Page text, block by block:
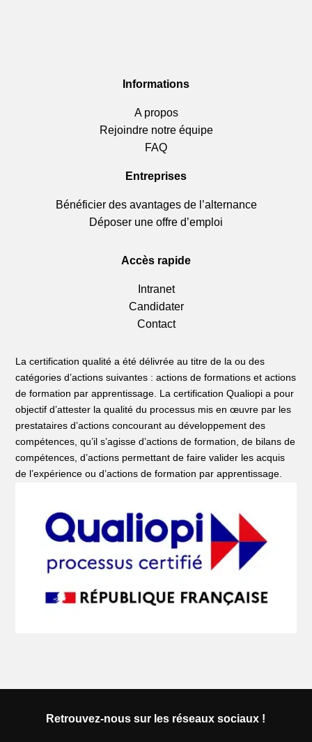
Informations
A propos
Rejoindre notre équipe
FAQ
Entreprises
Bénéficier des avantages de l’alternance
Déposer une offre d’emploi
Accès rapide
Intranet
Candidater
Contact
La certification qualité a été délivrée au titre de la ou des
catégories d’actions suivantes : actions de formations et actions
de formation par apprentissage. La certification Qualiopi a pour
objectif d’attester la qualité du processus mis en œuvre par les
prestataires d’actions concourant au développement des
compétences, qu’il s’agisse d’actions de formation, de bilans de
compétences, d’actions permettant de faire valider les acquis
de l’expérience ou d’actions de formation par apprentissage.
Retrouvez-nous sur les réseaux sociaux !